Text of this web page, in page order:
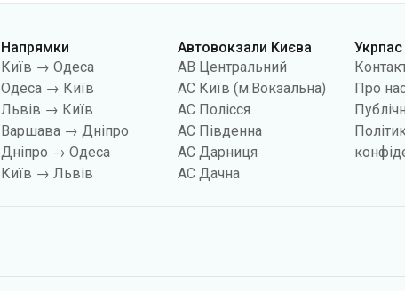
Напрямки
Київ → Одеса
Одеса → Київ
Львів → Київ
Варшава → Дніпро
Дніпро → Одеса
Київ → Львів
Автовокзали Києва
АВ Центральний
АС Київ (м.Вокзальна)
АС Полісся
АС Південна
АС Дарниця
АС Дачна
Укрпас
Про